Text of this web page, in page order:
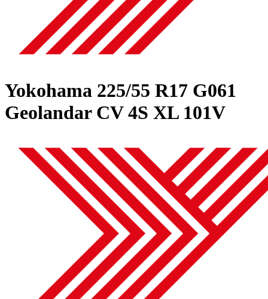
Yokohama 225/55 R17 G061
Geolandar CV 4S XL 101V